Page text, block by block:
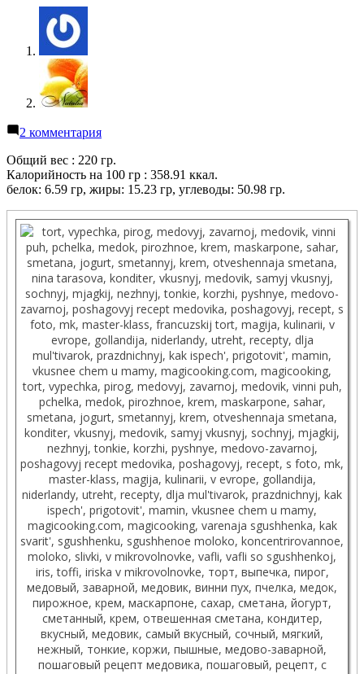
2 комментарияк
Ирис
в
микроволновке
Общий вес : 220 гр.
Калорийность на 100 гр : 358.91 ккал.
белок: 6.59 гр, жиры: 15.23 гр, углеводы: 50.98 гр.